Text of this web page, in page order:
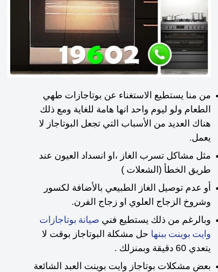
من منا يستطيع الاستغناء عن بوتاجازات طهي
الطعام ولو ليوم واحد انها هامة للغاية ومع ذلك
هناك العديد من الأسباب التي تجعل البوتاجاز لا
يعمل.
مثل مشاكل تسرب الغاز ،او انسداد العيون عند
طريق الخطأ (الشعلات )
أو عدم توصيل الغاز الطبيعي بالأضافة لكسور
وشروخ الزجاج العلوي او زجاج الفرن.
وبالرغم من ذلك يستطيع فني صيانة بوتاجازات
وايت بوينت ببنها حل مشكلة البوتاجاز بوقت لا
يتعدي 60 دقيقة وبمنزلك .
بعض مشكلات بوتاجاز وايت بوينت العبد الشائعة